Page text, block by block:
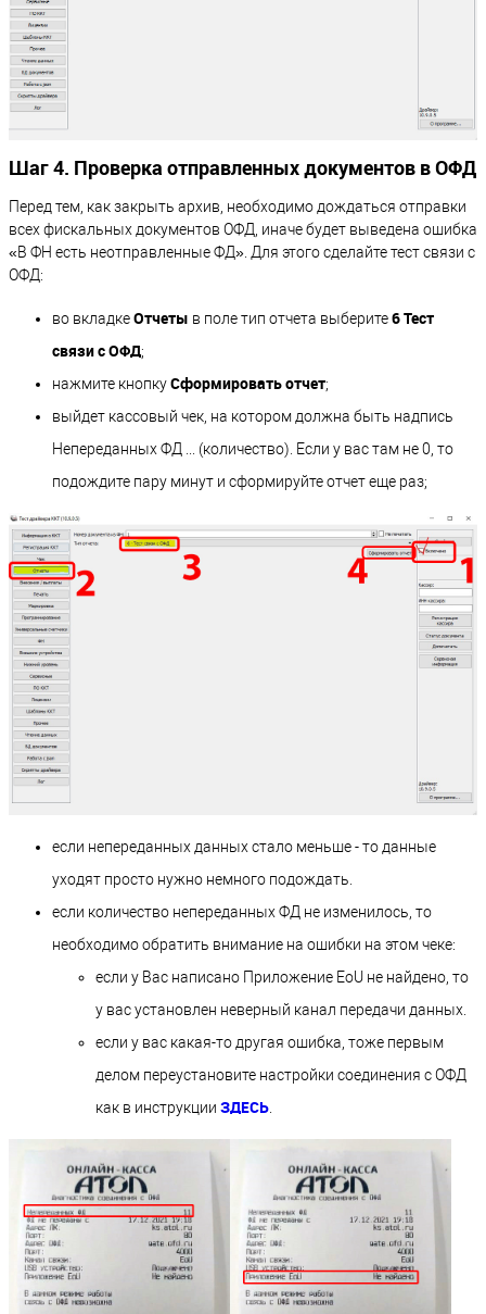
Шаг 4. Проверка отправленных документов в ОФД
Перед тем, как закрыть архив, необходимо дождаться отправки
всех фискальных документов ОФД, иначе будет выведена ошибка
«В ФН есть неотправленные ФД». Для этого сделайте тест связи с
ОФД:
во вкладкеОтчеты в поле тип отчета выберите6 Тест
связи с ОФД;
нажмите кнопкуСформировать отчет;
выйдет кассовый чек, на котором должна быть надпись
Непереданных ФД ... (количество). Если у вас там не 0, то
подождите пару минут и сформируйте отчет еще раз;
если непереданных данных стало меньше - то данные
уходят просто нужно немного подождать.
если количество непереданных ФД не изменилось, то
необходимо обратить внимание на ошибки на этом чеке:
если у Вас написано Приложение EoU не найдено, то
у вас установлен неверный канал передачи данных.
если у вас какая-то другая ошибка, тоже первым
делом переустановите настройки соединения с ОФД
как в инструкции ЗДЕСЬ